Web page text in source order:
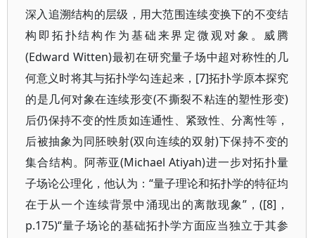
深入追溯结构的层级，用大范围连续变换下的不变结
构即拓扑结构作为基础来界定微观对象。威腾
(Edward Witten)最初在研究量子场中超对称性的几
何意义时将其与拓扑学勾连起来，[7]拓扑学原本探究
的是几何对象在连续形变(不撕裂不粘连的塑性形变)
后仍保持不变的性质如连通性、紧致性、分离性等，
后被抽象为同胚映射(双向连续的双射)下保持不变的
集合结构。阿蒂亚(Michael Atiyah)进一步对拓扑量
子场论公理化，他认为：“量子理论和拓扑学的特征均
在于从一个连续背景中涌现出的离散现象”，([8]，
p.175)“量子场论的基础拓扑学方面应当独立于其参